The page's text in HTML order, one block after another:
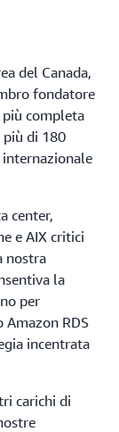
del Canada,
fondatore
completa
di 180
center,
e AIX critici
nostra
la
per
Amazon RDS
incentrata
carichi di